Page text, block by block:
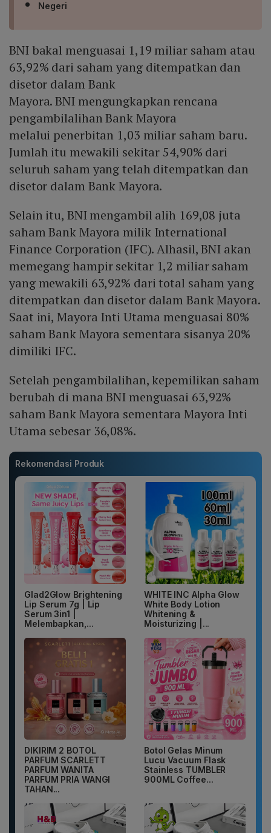
Negeri
BNI bakal menguasai 1,19 miliar saham atau
63,92% dari saham yang ditempatkan dan
disetor dalam Bank
Mayora. BNI mengungkapkan rencana
pengambilalihan Bank Mayora
melalui penerbitan 1,03 miliar saham baru.
Jumlah itu mewakili sekitar 54,90% dari
seluruh saham yang telah ditempatkan dan
disetor dalam Bank Mayora.
Selain itu, BNI mengambil alih 169,08 juta
saham Bank Mayora milik International
Finance Corporation (IFC). Alhasil, BNI akan
memegang hampir sekitar 1,2 miliar saham
yang mewakili 63,92% dari total saham yang
ditempatkan dan disetor dalam Bank Mayora.
Saat ini, Mayora Inti Utama menguasai 80%
saham Bank Mayora sementara sisanya 20%
dimiliki IFC.
Setelah pengambilalihan, kepemilikan saham
berubah di mana BNI menguasai 63,92%
saham Bank Mayora sementara Mayora Inti
Utama sebesar 36,08%.
Rekomendasi Produk
Glad2Glow Brightening
Lip Serum 7g | Lip
Serum 3in1 |
Melembapkan,...
WHITE INC Alpha Glow
White Body Lotion
Whitening &
Moisturizing |...
DIKIRIM 2 BOTOL
PARFUM SCARLETT
PARFUM WANITA
PARFUM PRIA WANGI
TAHAN...
Botol Gelas Minum
Lucu Vacuum Flask
Stainless TUMBLER
900ML Coffee...